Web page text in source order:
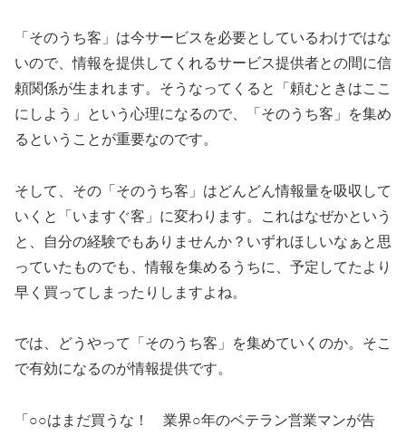
「そのうち客」は今サービスを必要としているわけではな
いので、情報を提供してくれるサービス提供者との間に信
頼関係が生まれます。そうなってくると「頼むときはここ
にしよう」という心理になるので、「そのうち客」を集め
るということが重要なのです。
そして、その「そのうち客」はどんどん情報量を吸収して
いくと「いますぐ客」に変わります。これはなぜかという
と、自分の経験でもありませんか？いずれほしいなぁと思
っていたものでも、情報を集めるうちに、予定してたより
早く買ってしまったりしますよね。
では、どうやって「そのうち客」を集めていくのか。そこ
で有効になるのが情報提供です。
「○○はまだ買うな！ 業界○年のベテラン営業マンが告